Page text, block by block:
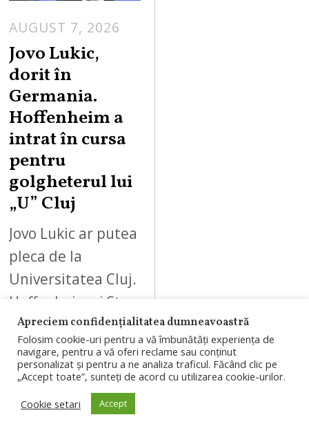
AUGUST 7, 2026
Jovo Lukic,
dorit în
Germania.
Hoffenheim a
intrat în cursa
pentru
golgheterul lui
„U” Cluj
Jovo Lukic ar putea
pleca de la
Universitatea Cluj.
Hoffenheim și St.
Pauli sunt
interesate de
golgheterul
„Șepcilor roșii”, iar
clubul clujean…
Apreciem confidențialitatea dumneavoastră
Folosim cookie-uri pentru a vă îmbunătăți experiența de
navigare, pentru a vă oferi reclame sau conținut
personalizat și pentru a ne analiza traficul. Făcând clic pe
„Accept toate”, sunteți de acord cu utilizarea cookie-urilor.
Cookie setari
Accept